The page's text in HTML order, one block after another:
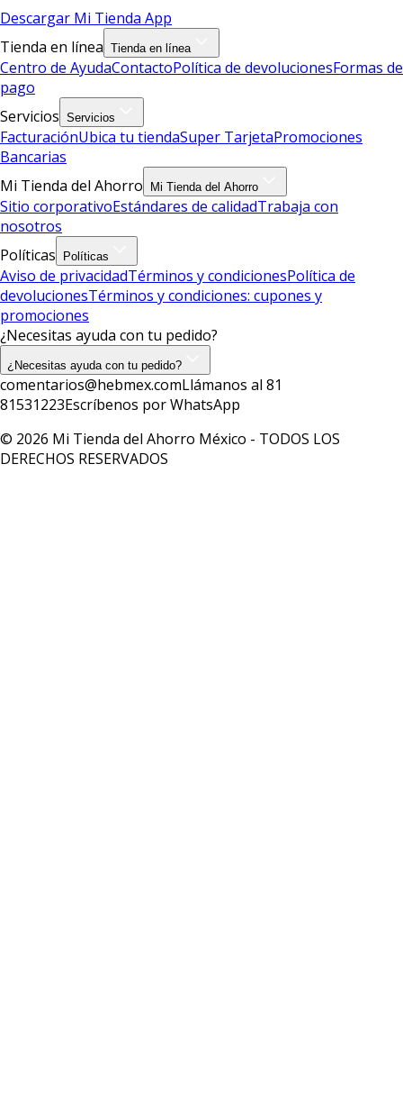
Descargar Mi Tienda App
Tienda en línea Tienda en línea
Centro de AyudaContactoPolítica de devolucionesFormas de
pago
Servicios Servicios
FacturaciónUbica tu tiendaSuper TarjetaPromociones
Bancarias
Mi Tienda del Ahorro
Mi Tienda del Ahorro
Sitio corporativoEstándares de calidadTrabaja con
nosotros
Políticas
Políticas
Aviso de privacidadTérminos y condicionesPolítica de
devolucionesTérminos y condiciones: cupones y
promociones
¿Necesitas ayuda con tu pedido?
¿Necesitas ayuda con tu pedido?
comentarios@hebmex.comLlámanos al 81
81531223Escríbenos por WhatsApp
© 2026 Mi Tienda del Ahorro México - TODOS LOS
DERECHOS RESERVADOS